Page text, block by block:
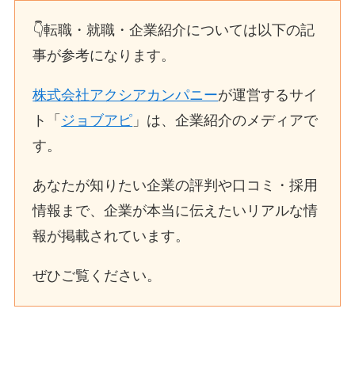
👇転職・就職・企業紹介については以下の記
事が参考になります。
株式会社アクシアカンパニーが運営するサイ
ト「 ジョブアピ 」は、企業紹介のメディアで
す。
あなたが知りたい企業の評判や口コミ・採用
情報まで、企業が本当に伝えたいリアルな情
報が掲載されています。
ぜひご覧ください。